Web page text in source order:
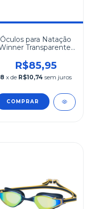
Óculos para Natação
Transparente-
R$85,95
8 x de R$10,74 sem juros
COMPRAR